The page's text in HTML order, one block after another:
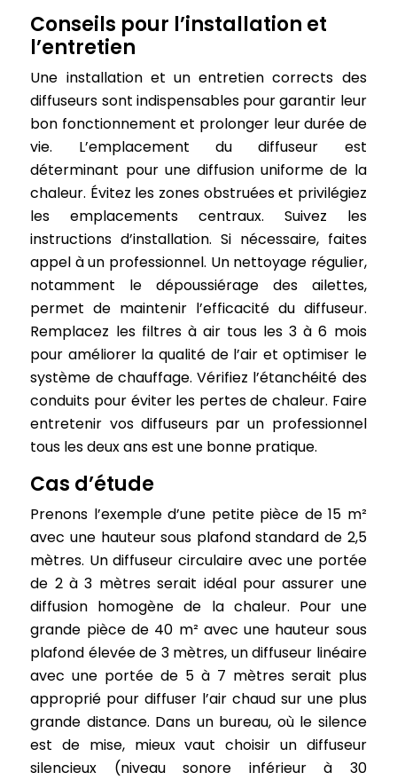
Conseils pour l’installation et
l’entretien
Une installation et un entretien corrects des
diffuseurs sont indispensables pour garantir leur
bon fonctionnement et prolonger leur durée de
vie. L’emplacement du diffuseur est
déterminant pour une diffusion uniforme de la
chaleur. Évitez les zones obstruées et privilégiez
les emplacements centraux. Suivez les
instructions d’installation. Si nécessaire, faites
appel à un professionnel. Un nettoyage régulier,
notamment le dépoussiérage des ailettes,
permet de maintenir l’efficacité du diffuseur.
Remplacez les filtres à air tous les 3 à 6 mois
pour améliorer la qualité de l’air et optimiser le
système de chauffage. Vérifiez l’étanchéité des
conduits pour éviter les pertes de chaleur. Faire
entretenir vos diffuseurs par un professionnel
tous les deux ans est une bonne pratique.
Cas d’étude
Prenons l’exemple d’une petite pièce de 15 m²
avec une hauteur sous plafond standard de 2,5
mètres. Un diffuseur circulaire avec une portée
de 2 à 3 mètres serait idéal pour assurer une
diffusion homogène de la chaleur. Pour une
grande pièce de 40 m² avec une hauteur sous
plafond élevée de 3 mètres, un diffuseur linéaire
avec une portée de 5 à 7 mètres serait plus
approprié pour diffuser l’air chaud sur une plus
grande distance. Dans un bureau, où le silence
est de mise, mieux vaut choisir un diffuseur
silencieux (niveau sonore inférieur à 30